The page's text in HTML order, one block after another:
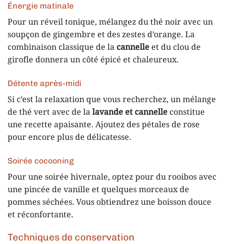
Énergie matinale
Pour un réveil tonique, mélangez du thé noir avec un
soupçon de gingembre et des zestes d’orange. La
combinaison classique de la cannelleet du clou de
girofle donnera un côté épicé et chaleureux.
Détente après-midi
Si c’est la relaxation que vous recherchez, un mélange
de thé vert avec de lalavande et cannelle constitue
une recette apaisante. Ajoutez des pétales de rose
pour encore plus de délicatesse.
Soirée cocooning
Pour une soirée hivernale, optez pour du rooibos avec
une pincée de vanille et quelques morceaux de
pommes séchées. Vous obtiendrez une boisson douce
et réconfortante.
Techniques de conservation